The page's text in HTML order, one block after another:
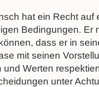
hat ein Recht auf
Bedingungen. Er
dass er in
mit seinen
und Werten
unter